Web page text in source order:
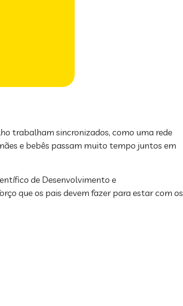
trabalham sincronizados, como uma rede
e bebês passam muito tempo juntos em
de Desenvolvimento e
que os pais devem fazer para estar com os